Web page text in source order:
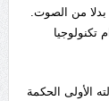
بدلا من الصوت.
تكنولوجيا
الأولى الحكمة